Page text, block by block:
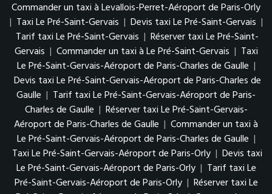
Commander un taxi à Levallois-Perret-Aéroport de Paris-Orly
| Taxi Le Pré-Saint-Gervais | Devis taxi Le Pré-Saint-Gervais |
Tarif taxi Le Pré-Saint-Gervais | Réserver taxi Le Pré-Saint-
Gervais | Commander un taxi à Le Pré-Saint-Gervais | Taxi
Le Pré-Saint-Gervais-Aéroport de Paris-Charles de Gaulle |
Devis taxi Le Pré-Saint-Gervais-Aéroport de Paris-Charles de
Gaulle | Tarif taxi Le Pré-Saint-Gervais-Aéroport de Paris-
Charles de Gaulle | Réserver taxi Le Pré-Saint-Gervais-
Aéroport de Paris-Charles de Gaulle | Commander un taxi à
Le Pré-Saint-Gervais-Aéroport de Paris-Charles de Gaulle |
Taxi Le Pré-Saint-Gervais-Aéroport de Paris-Orly | Devis taxi
Le Pré-Saint-Gervais-Aéroport de Paris-Orly | Tarif taxi Le
Pré-Saint-Gervais-Aéroport de Paris-Orly | Réserver taxi Le